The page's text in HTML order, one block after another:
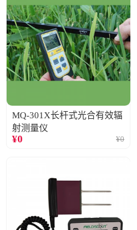
MQ-301X长杆式光合有效辐
射测量仪
¥0 ¥0